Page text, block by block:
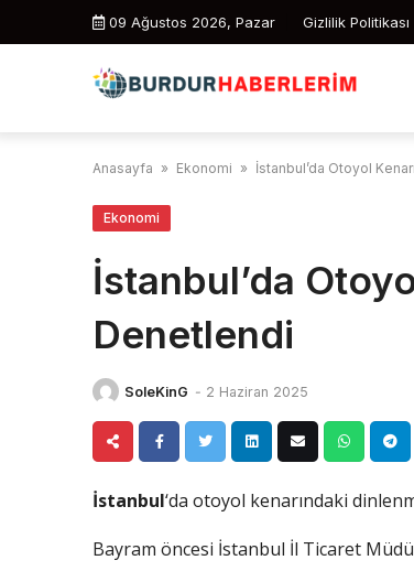
09 Ağustos 2026, Pazar Gizlilik Politikası
Anasayfa » Ekonomi » İstanbul’da Otoyol
Ekonomi
İstanbul’da
Denetlendi
SoleKinG - 2 Haziran 2025
İstanbul‘da otoyol kenarındaki
Bayram öncesi İstanbul İl Ticaret